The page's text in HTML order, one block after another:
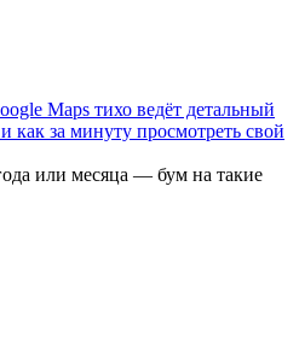
Maps тихо ведёт детальный
как за минуту просмотреть свой
или месяца — бум на такие